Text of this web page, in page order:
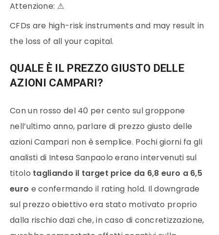
Attenzione: ⚠
CFDs are high-risk instruments and may result in
the loss of all your capital.
QUALE È IL PREZZO GIUSTO DELLE
AZIONI CAMPARI?
Con un rosso del 40 per cento sul groppone
nell’ultimo anno, parlare di prezzo giusto delle
azioni Campari non è semplice. Pochi giorni fa gli
analisti di Intesa Sanpaolo erano intervenuti sul
titolo tagliando il target price da 6,8 euro a 6,5
euro e confermando il rating hold. Il downgrade
sul prezzo obiettivo era stato motivato proprio
dalla rischio dazi che, in caso di concretizzazione,